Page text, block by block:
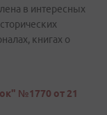
в интересных
книгах о
№1770 от 21